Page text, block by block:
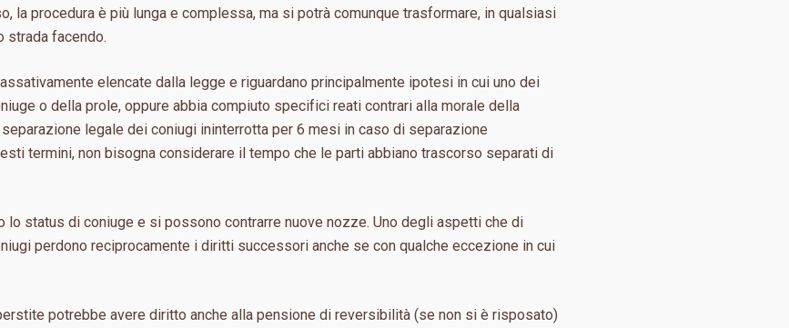
la procedura è più lunga e complessa, ma si potrà comunque trasformare, in qualsiasi
strada facendo.
elencate dalla legge e riguardano principalmente ipotesi in cui uno dei
o della prole, oppure abbia compiuto specifici reati contrari alla morale della
legale dei coniugi ininterrotta per 6 mesi in caso di separazione
termini, non bisogna considerare il tempo che le parti abbiano trascorso separati di
status di coniuge e si possono contrarre nuove nozze. Uno degli aspetti che di
perdono reciprocamente i diritti successori anche se con qualche eccezione in cui
potrebbe avere diritto anche alla pensione di reversibilità (se non si è risposato)